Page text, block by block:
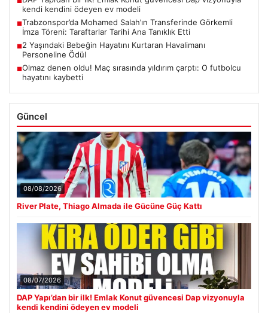
kendi kendini ödeyen ev modeli
■Trabzonspor’da Mohamed Salah’ın Transferinde Görkemli
İmza Töreni: Taraftarlar Tarihi Ana Tanıklık Etti
■2 Yaşındaki Bebeğin Hayatını Kurtaran Havalimanı
Personeline Ödül
■Olmaz denen oldu! Maç sırasında yıldırım çarptı: O futbolcu
hayatını kaybetti
Güncel
08/08/2026
River Plate, Thiago Almada ile Gücüne Güç Kattı
08/07/2026
DAP Yapı’dan bir ilk! Emlak Konut güvencesi Dap vizyonuyla
kendi kendini ödeyen ev modeli